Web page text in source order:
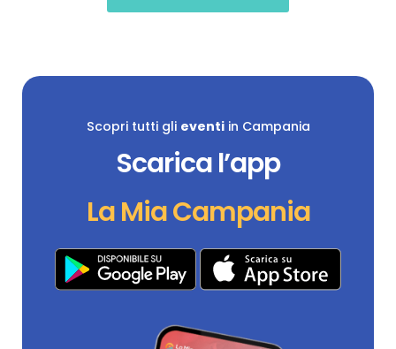
Scopri tutti gli eventiin Campania
Scarica l’app
La Mia Campania